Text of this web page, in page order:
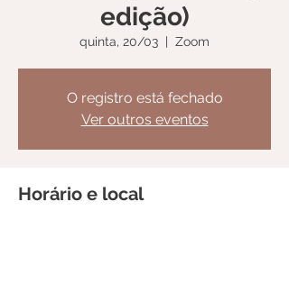
edição)
quinta, 20/03
  |
Zoom
O registro está fechado
Ver outros eventos
Horário e local